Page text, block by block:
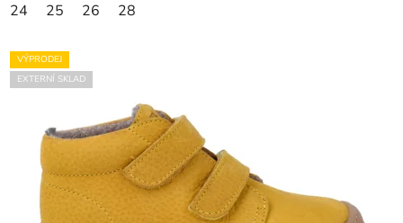
24 25 26 28
VÝPRODEJ
EXTERNÍ SKLAD